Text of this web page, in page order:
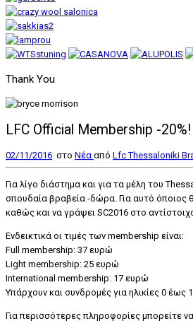
Thank You
LFC Official Membership -20%!
02/11/2016 στο Nέα από Lfc Thessaloniki
Για λίγο διάστημα και για τα μέλη του
σπουδαία βραβεία -δώρα. Για αυτό όποιος
καθώς και να γράψει SC2016 στο
Ενδεικτικά οι τιμές των membership είναι:
Full membership: 37 ευρώ
Light membership: 25 ευρώ
International membership: 17 ευρώ
Υπάρχουν και συνδρομές για ηλικίες 0 έως
Για περισσότερες πληροφορίες μπορείτε